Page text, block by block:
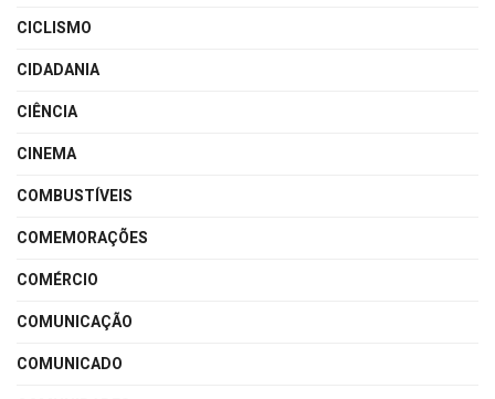
CICLISMO
CIDADANIA
CIÊNCIA
CINEMA
COMBUSTÍVEIS
COMEMORAÇÕES
COMÉRCIO
COMUNICAÇÃO
COMUNICADO